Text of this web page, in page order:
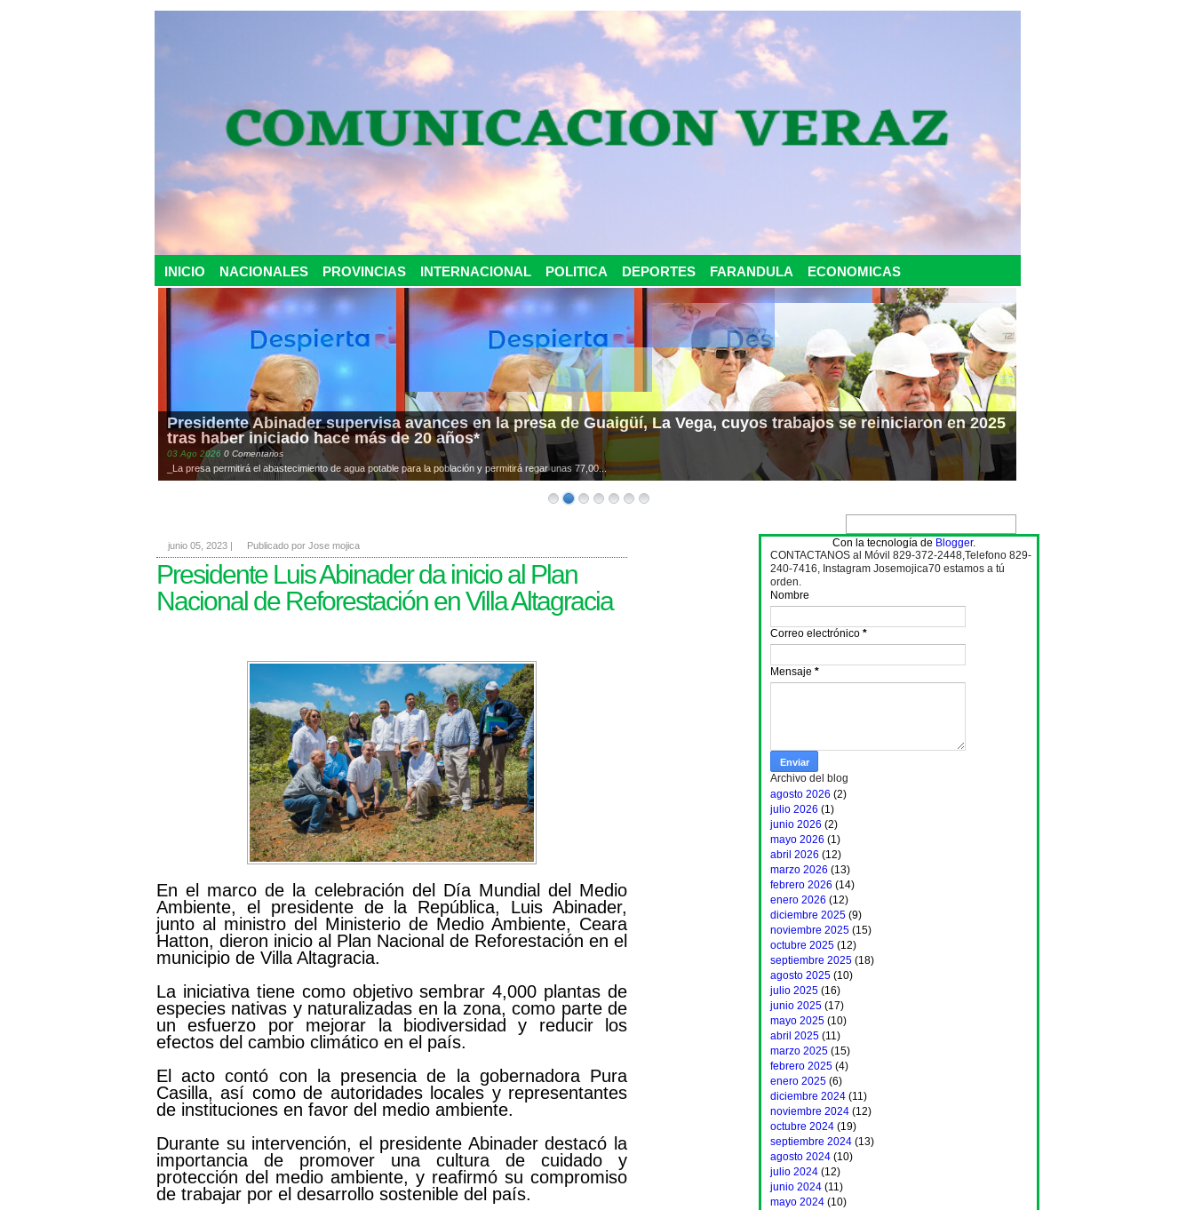
INICIO NACIONALES PROVINCIAS INTERNACIONAL POLITICA DEPORTES FARANDULA ECONOMICAS
Presidente Abinader supervisa avances en la presa de Guaigüí, La Vega, cuyos trabajos se reiniciaron en 2025
tras haber iniciado hace más de 20 años*
03 Ago 2026 0 Comentarios
_La presa permitirá el abastecimiento de agua potable para la población y permitirá regar unas 77,00...
junio 05, 2023 | Publicado por Jose mojica
Presidente Luis Abinader da inicio al Plan
Nacional de Reforestación en Villa Altagracia
En el marco de la celebración del Día Mundial del Medio
Ambiente, el presidente de la República, Luis Abinader,
junto al ministro del Ministerio de Medio Ambiente, Ceara
Hatton, dieron inicio al Plan Nacional de Reforestación en el
municipio de Villa Altagracia.
La iniciativa tiene como objetivo sembrar 4,000 plantas de
especies nativas y naturalizadas en la zona, como parte de
un esfuerzo por mejorar la biodiversidad y reducir los
efectos del cambio climático en el país.
El acto contó con la presencia de la gobernadora Pura
Casilla, así como de autoridades locales y representantes
de instituciones en favor del medio ambiente.
Durante su intervención, el presidente Abinader destacó la
importancia de promover una cultura de cuidado y
protección del medio ambiente, y reafirmó su compromiso
de trabajar por el desarrollo sostenible del país.
Con la tecnología de Blogger.
CONTACTANOS al Móvil 829-372-2448,Telefono 829-
240-7416, Instagram Josemojica70 estamos a tú
orden.
Nombre
Correo electrónico *
Mensaje *
Archivo del blog
agosto 2026 (2)
julio 2026 (1)
junio 2026 (2)
mayo 2026 (1)
abril 2026 (12)
marzo 2026 (13)
febrero 2026 (14)
enero 2026 (12)
diciembre 2025 (9)
noviembre 2025 (15)
octubre 2025 (12)
septiembre 2025 (18)
agosto 2025 (10)
julio 2025 (16)
junio 2025 (17)
mayo 2025 (10)
abril 2025 (11)
marzo 2025 (15)
febrero 2025 (4)
enero 2025 (6)
diciembre 2024 (11)
noviembre 2024 (12)
octubre 2024 (19)
septiembre 2024 (13)
agosto 2024 (10)
julio 2024 (12)
junio 2024 (11)
mayo 2024 (10)